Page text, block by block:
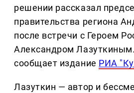
решении рассказал
правительства региона
после встречи с Героем
Александром
сообщает издание РИА
Лазуткин — автор и